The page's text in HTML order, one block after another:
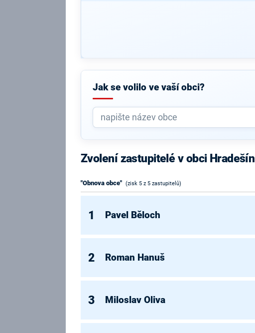
Jak se volilo ve vaší obci?
Zvolení zastupitelé v obci Hradešín
"Obnova obce" (zisk 5 z 5 zastupitelů)
1 Pavel Běloch
2 Roman Hanuš
3 Miloslav Oliva